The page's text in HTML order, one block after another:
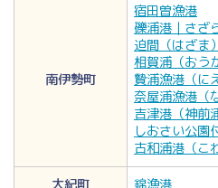
南伊勢町
宿田曽漁港
礫浦港｜さざ
迫間（はざま
相賀浦（おう
贄浦漁港（に
奈屋浦漁港（
吉津港（神前
しおさい公園
古和浦港（こ
大紀町
錦漁港